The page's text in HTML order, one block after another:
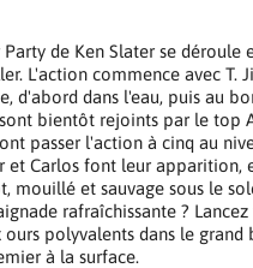
Party de Ken Slater se déroule
L'action commence avec T.
d'abord dans l'eau, puis au
bientôt rejoints par le top
passer l'action à cinq au
et Carlos font leur apparition,
mouillé et sauvage sous le
rafraîchissante ?
polyvalents dans le grand
à la surface.